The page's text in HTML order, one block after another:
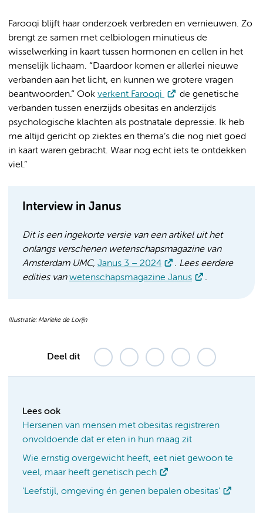
Farooqi blijft haar onderzoek verbreden en vernieuwen. Zo
brengt ze samen met celbiologen minutieus de
wisselwerking in kaart tussen hormonen en cellen in het
menselijk lichaam. “Daardoor komen er allerlei nieuwe
verbanden aan het licht, en kunnen we grotere vragen
beantwoorden.” Ook verkent Farooqi
de genetische
verbanden tussen enerzijds obesitas en anderzijds
psychologische klachten als postnatale depressie. Ik heb
me altijd gericht op ziektes en thema’s die nog niet goed
in kaart waren gebracht. Waar nog echt iets te ontdekken
viel.”
Interview in Janus
Dit is een ingekorte versie van een artikel uit het
onlangs verschenen wetenschapsmagazine van
Amsterdam UMC, Janus 3 – 2024
. Lees eerdere
edities vanwetenschapsmagazine Janus .
Illustratie: Marieke de Lorijn
Deel dit
Lees ook
Hersenen van mensen met obesitas registreren
onvoldoende dat er eten in hun maag zit
Wie ernstig overgewicht heeft, eet niet gewoon te
veel, maar heeft genetisch pech
‘Leefstijl, omgeving én genen bepalen obesitas’